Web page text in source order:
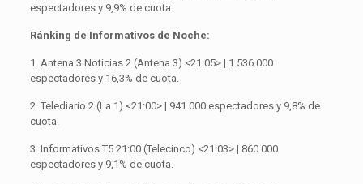
espectadores y 9,9% de cuota.
Ránking de Informativos de Noche:
1. Antena 3 Noticias 2 (Antena 3) <21:05> | 1.536.000
espectadores y 16,3% de cuota.
2. Telediario 2 (La 1) <21:00> | 941.000 espectadores y 9,8% de
cuota.
3. Informativos T5 21:00 (Telecinco) <21:03> | 860.000
espectadores y 9,1% de cuota.